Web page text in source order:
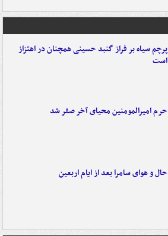
پرچم سیاه بر فراز گنبد حسینی همچنان در اهتزاز
است
حرم امیرالمومنین محیای آخر صفر شد
حال و هوای سامرا بعد از ایام اربعین